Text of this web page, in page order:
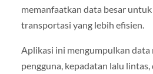
memanfaatkan data besar
transportasi yang lebih efisien.
Aplikasi ini mengumpulkan data
pengguna, kepadatan lalu